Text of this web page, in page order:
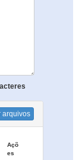
arquivos
Açõ
es